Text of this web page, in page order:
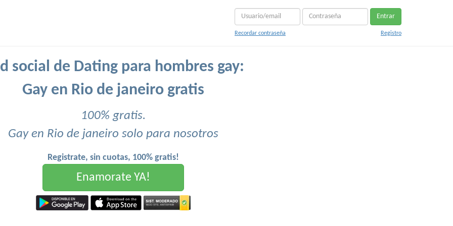
Entrar
Recordar contraseña Registro
social de Dating para hombres gay:
Gay en Rio de janeiro gratis
100% gratis.
Gay en Rio de janeiro solo para nosotros
Registrate, sin cuotas, 100% gratis!
Enamorate YA!